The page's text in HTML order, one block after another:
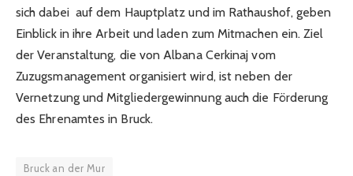
sich dabei auf dem Hauptplatz und im Rathaushof, geben
Einblick in ihre Arbeit und laden zum Mitmachen ein. Ziel
der Veranstaltung, die von Albana Cerkinaj vom
Zuzugsmanagement organisiert wird, ist neben der
Vernetzung und Mitgliedergewinnung auch die Förderung
des Ehrenamtes in Bruck.
Bruck an der Mur